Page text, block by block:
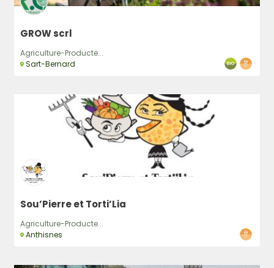
GROW scrl
Agriculture-Producte...
Sart-Bernard
Sou’Pierre et Torti’Lia
Agriculture-Producte...
Anthisnes